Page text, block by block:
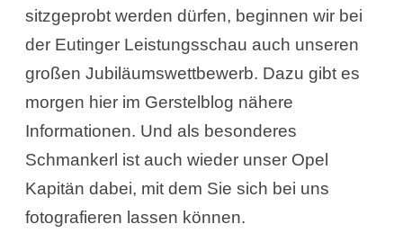
sitzgeprobt werden dürfen, beginnen wir bei
der Eutinger Leistungsschau auch unseren
großen Jubiläumswettbewerb. Dazu gibt es
morgen hier im Gerstelblog nähere
Informationen. Und als besonderes
Schmankerl ist auch wieder unser Opel
Kapitän dabei, mit dem Sie sich bei uns
fotografieren lassen können.